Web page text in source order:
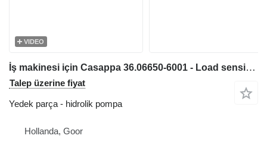
VIDEO
İş makinesi için Casappa 36.06650-6001 - Load sensing pump hidrolik pompa
Talep üzerine fiyat
Yedek parça - hidrolik pompa
Hollanda, Goor